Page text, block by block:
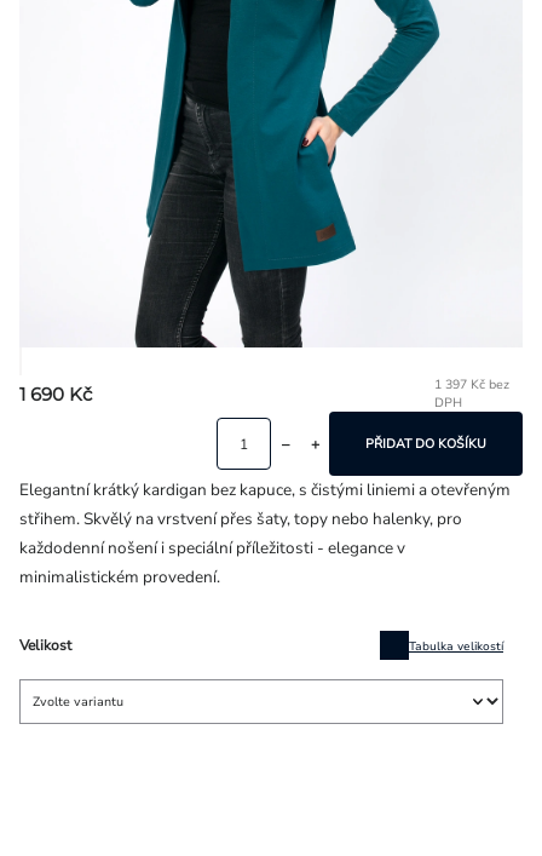
1 690 Kč
1 397 Kč bez
DPH
Velikost Tabulka velikostí
PŘIDAT DO KOŠÍKU
Elegantní krátký kardigan bez kapuce, s čistými liniemi a otevřeným
střihem. Skvělý na vrstvení přes šaty, topy nebo halenky, pro
každodenní nošení i speciální příležitosti - elegance v
minimalistickém provedení.